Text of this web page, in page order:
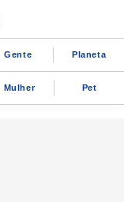
Gente Planeta
Mulher Pet